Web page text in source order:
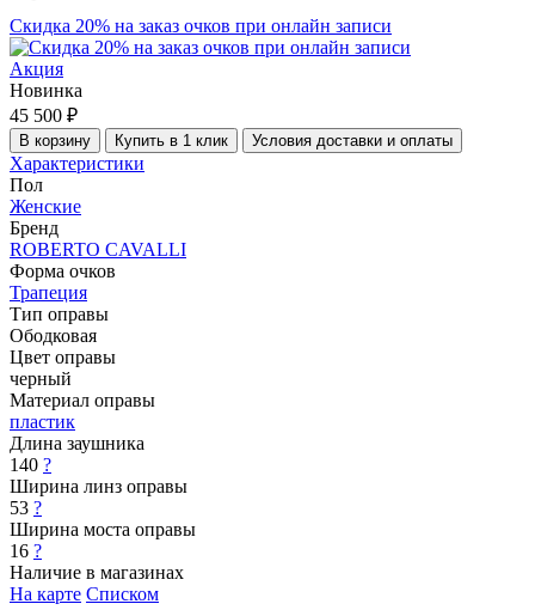
Скидка 20% на заказ очков при онлайн записи
Акция
Новинка
45 500 ₽
В корзину Купить в 1 клик Условия доставки и оплаты
Характеристики
Пол
Женские
Бренд
ROBERTO CAVALLI
Форма очков
Трапеция
Тип оправы
Ободковая
Цвет оправы
черный
Материал оправы
пластик
Длина заушника
140 ?
Ширина линз оправы
53 ?
Ширина моста оправы
16 ?
Наличие в магазинах
На карте Списком